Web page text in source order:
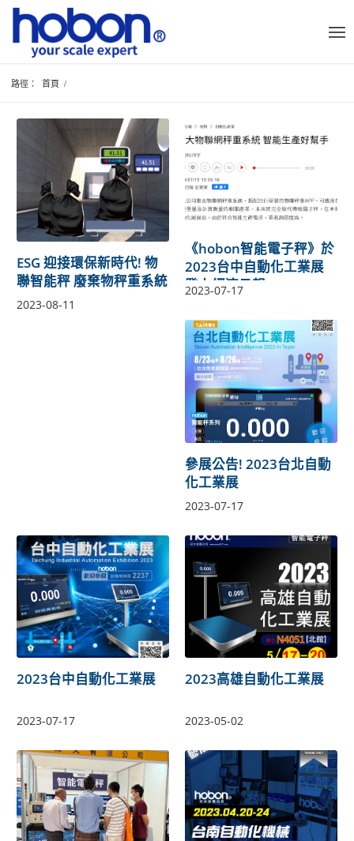
路徑： 首頁 /
ESG 迎接環保新時代! 物
聯智能秤 廢棄物秤重系統
2023-08-11
《hobon智能電子秤》於
2023台中自動化工業展
登上經濟日報
2023-07-17
參展公告! 2023台北自動
化工業展
2023-07-17
2023台中自動化工業展
2023-07-17
2023高雄自動化工業展
2023-05-02